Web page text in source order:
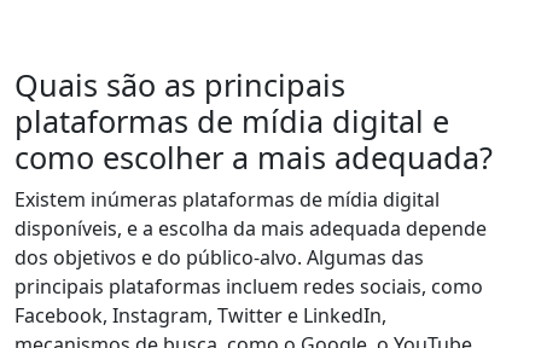
Quais são as principais
plataformas de mídia digital e
como escolher a mais adequada?
Existem inúmeras plataformas de mídia digital
disponíveis, e a escolha da mais adequada depende
dos objetivos e do público-alvo. Algumas das
principais plataformas incluem redes sociais, como
Facebook, Instagram, Twitter e LinkedIn,